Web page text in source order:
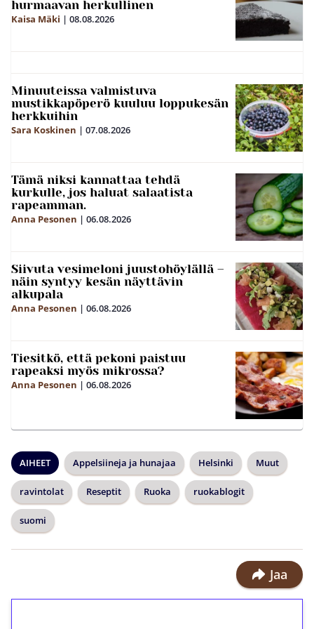
hurmaavan herkullinen
Kaisa Mäki | 08.08.2026
Minuuteissa valmistuva
mustikkapöperö kuuluu loppukesän
herkkuihin
Sara Koskinen | 07.08.2026
Tämä niksi kannattaa tehdä
kurkulle, jos haluat salaatista
rapeamman.
Anna Pesonen | 06.08.2026
Siivuta vesimeloni juustohöylällä –
näin syntyy kesän näyttävin
alkupala
Anna Pesonen | 06.08.2026
Tiesitkö, että pekoni paistuu
rapeaksi myös mikrossa?
Anna Pesonen | 06.08.2026
AIHEET Appelsiineja ja hunajaa Helsinki Muut
ravintolat Reseptit Ruoka ruokablogit
suomi
Jaa